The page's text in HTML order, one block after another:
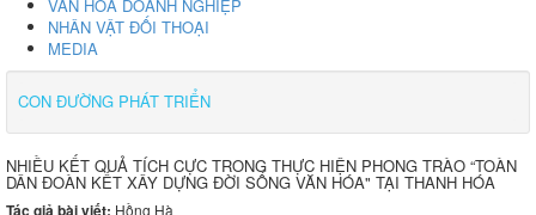
VĂN HÓA DOANH NGHIỆP
NHÂN VẬT ĐỐI THOẠI
MEDIA
CON ĐƯỜNG PHÁT TRIỂN
NHIỀU KẾT QUẢ TÍCH CỰC TRONG THỰC HIỆN PHONG TRÀO “TOÀN
DÂN ĐOÀN KẾT XÂY DỰNG ĐỜI SỐNG VĂN HÓA" TẠI THANH HÓA
Tác giả bài viết: Hồng Hà